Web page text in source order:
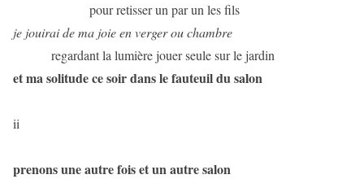
pour retisser un par un les fils
je jouirai de ma joie en verger ou chambre
regardant la lumière jouer seule sur le jardin
et ma solitude ce soir dans le fauteuil du salon
ii
prenons une autre fois et un autre salon